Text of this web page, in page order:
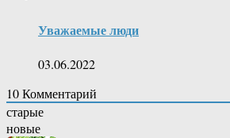
Уважаемые люди
03.06.2022
10Комментарий
старые
новые